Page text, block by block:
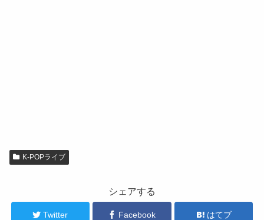
K-POPライブ
シェアする
Twitter Facebook はてブ